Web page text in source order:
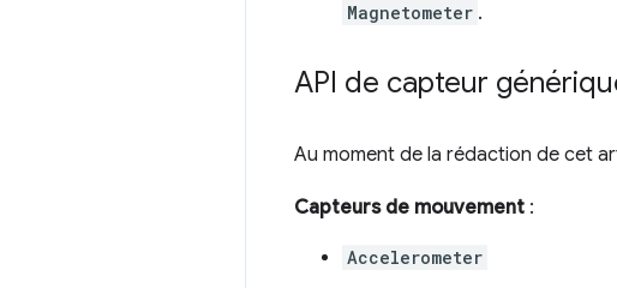
Magnetometer .
API de capteur
Au moment de la rédaction de cet
Capteurs de mouvement :
Accelerometer